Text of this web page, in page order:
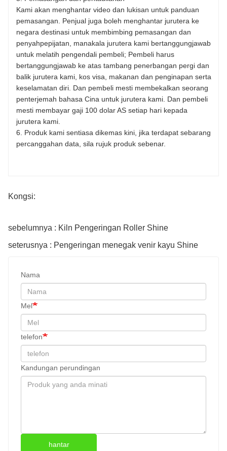
Kami akan menghantar video dan lukisan untuk panduan
pemasangan. Penjual juga boleh menghantar jurutera ke
negara destinasi untuk membimbing pemasangan dan
penyahpepijatan, manakala jurutera kami bertanggungjawab
untuk melatih pengendali pembeli; Pembeli harus
bertanggungjawab ke atas tambang penerbangan pergi dan
balik jurutera kami, kos visa, makanan dan penginapan serta
keselamatan diri. Dan pembeli mesti membekalkan seorang
penterjemah bahasa Cina untuk jurutera kami. Dan pembeli
mesti membayar gaji 100 dolar AS setiap hari kepada
jurutera kami.
6. Produk kami sentiasa dikemas kini, jika terdapat sebarang
percanggahan data, sila rujuk produk sebenar.
Kongsi:
sebelumnya : Kiln Pengeringan Roller Shine
seterusnya : Pengeringan menegak venir kayu Shine
Nama
Mel
telefon
Kandungan perundingan
hantar